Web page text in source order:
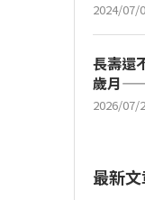
2024/07/
長壽還
歲月——
2026/07/
最新